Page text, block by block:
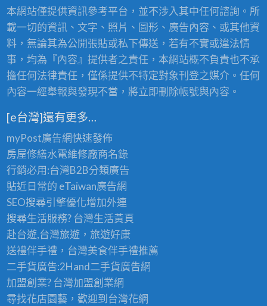
本網站僅提供資訊參考平台，並不涉入其中任何諮詢。所
載一切的資訊、文字、照片、圖形、廣告內容、或其他資
料，無論其為公開張貼或私下傳送，若有不實或違法情
事，均為『內容』提供者之責任，本網站概不負責也不承
擔任何法律責任，僅係提供不特定對象刊登之媒介。任何
內容一經舉報與發現不當，將立即刪除帳號與內容。
[e台灣]還有更多…
myPost廣告網快速發佈
房屋修繕水電維修廠商名錄
行銷必用:台灣B2B分類廣告
貼近日常的 eTaiwan廣告網
SEO搜尋引擎優化增加外連
搜尋生活服務? 台灣生活黃頁
赴台遊,台灣旅遊，旅遊好康
送禮伴手禮，台灣美食伴手禮推薦
二手貨廣告:2Hand二手貨廣告網
加盟創業? 台灣加盟創業網
尋找花店園藝，歡迎到 台灣花網